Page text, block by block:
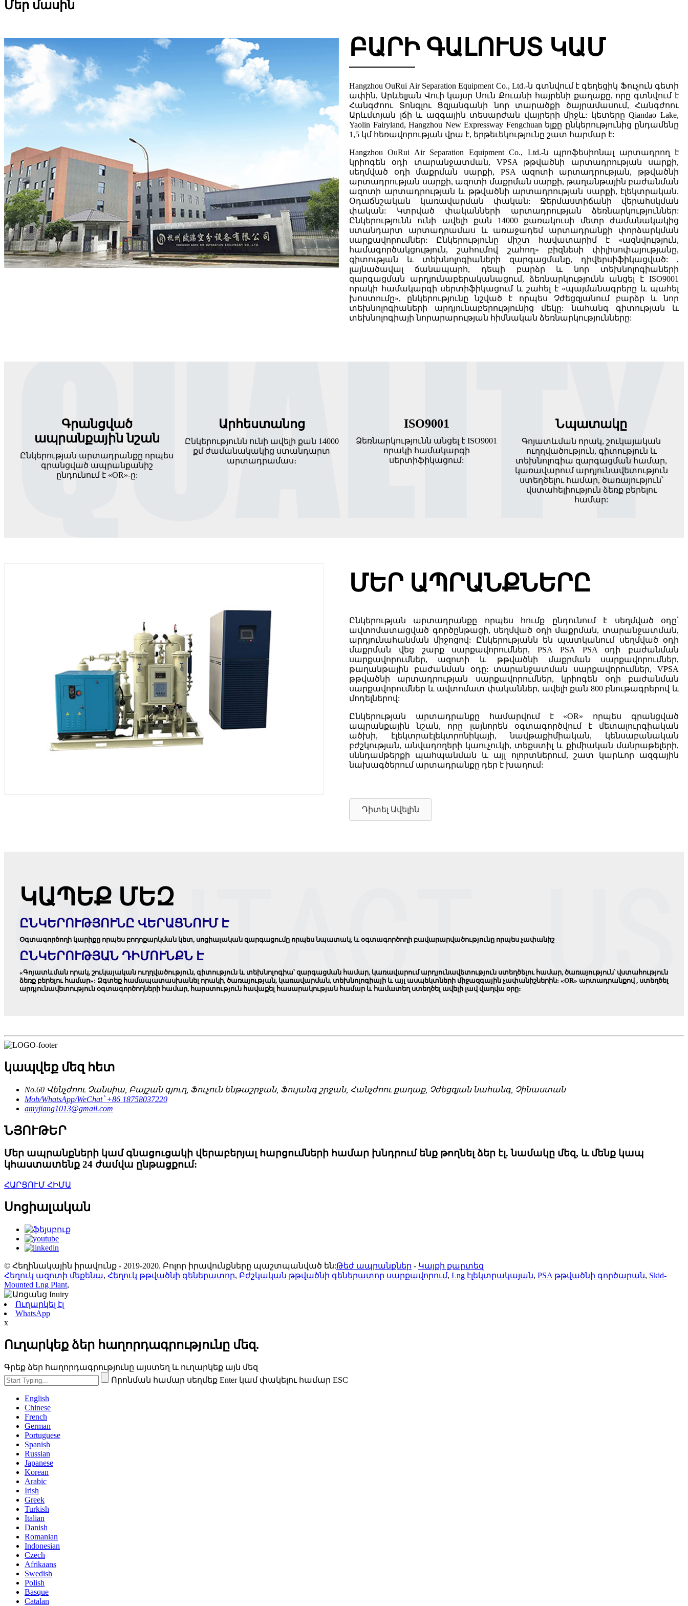
Մեր մասին
ԲԱՐԻ ԳԱԼՈՒՍՏ ԿԱՄ
Hangzhou OuRui Air Separation Equipment Co., Ltd.-ն գտնվում է գեղեցիկ Ֆուչուն գետի
ափին, Արևելյան Վուի կայսր Սուն Քուանի հայրենի քաղաքը, որը գտնվում է
Հանգժոու Տոնգլու Ցզյանգանի նոր տարածքի ծայրամասում, Հանգժոու
Արևմտյան լճի և ազգային տեսարժան վայրերի միջև: կետերը Qiandao Lake,
Yaolin Fairyland, Hangzhou New Expressway Fengchuan ելքը ընկերությունից ընդամենը
1,5 կմ հեռավորության վրա է, երթեւեկությունը շատ հարմար է:
Hangzhou OuRui Air Separation Equipment Co., Ltd.-ն պրոֆեսիոնալ արտադրող է
կրիոգեն օդի տարանջատման, VPSA թթվածնի արտադրության սարքի,
սեղմված օդի մաքրման սարքի, PSA ազոտի արտադրության, թթվածնի
արտադրության սարքի, ազոտի մաքրման սարքի, թաղանթային բաժանման
ազոտի արտադրության և թթվածնի արտադրության սարքի, էլեկտրական.
Օդաճնշական կառավարման փական: Ջերմաստիճանի վերահսկման
փական: Կտրված փականների արտադրության ձեռնարկություններ:
Ընկերությունն ունի ավելի քան 14000 քառակուսի մետր ժամանակակից
ստանդարտ արտադրամաս և առաջադեմ արտադրանքի փորձարկման
սարքավորումներ: Ընկերությունը միշտ հավատարիմ է «ազնվություն,
համագործակցություն, շահումով շահող» բիզնեսի փիլիսոփայությանը,
գիտության և տեխնոլոգիաների զարգացմանը, դիվերսիֆիկացված: ,
լայնածավալ ճանապարհ, դեպի բարձր և նոր տեխնոլոգիաների
զարգացման արդյունաբերականացում, ձեռնարկությունն անցել է ISO9001
որակի համակարգի սերտիֆիկացում և շահել է «պայմանագրերը և պահել
խոստումը», ընկերությունը նշված է որպես Չժեցզյանում բարձր և նոր
տեխնոլոգիաների արդյունաբերությունից մեկը: նահանգ գիտության և
տեխնոլոգիայի նորարարության հիմնական ձեռնարկությունները:
Գրանցված
ապրանքային նշան
Ընկերության արտադրանքը որպես
գրանցված ապրանքանիշ
ընդունում է «OR»-ը:
Արհեստանոց
Ընկերությունն ունի ավելի քան 14000
քմ ժամանակակից ստանդարտ
արտադրամաս։
ISO9001
Ձեռնարկությունն անցել է ISO9001
որակի համակարգի
սերտիֆիկացում:
Նպատակը
Գոյատևման որակ, շուկայական
ուղղվածություն, գիտություն և
տեխնոլոգիա զարգացման համար,
կառավարում արդյունավետություն
ստեղծելու համար, ծառայություն՝
վստահելիություն ձեռք բերելու
համար:
ՄԵՐ ԱՊՐԱՆՔՆԵՐԸ
Ընկերության արտադրանքը որպես հումք ընդունում է սեղմված օդը՝
ավտոմատացված գործընթացի, սեղմված օդի մաքրման, տարանջատման,
արդյունահանման միջոցով: Ընկերությանն են պատկանում սեղմված օդի
մաքրման վեց շարք սարքավորումներ, PSA PSA PSA օդի բաժանման
սարքավորումներ, ազոտի և թթվածնի մաքրման սարքավորումներ,
թաղանթային բաժանման օդը: տարանջատման սարքավորումներ, VPSA
թթվածնի արտադրության սարքավորումներ, կրիոգեն օդի բաժանման
սարքավորումներ և ավտոմատ փականներ, ավելի քան 800 բնութագրերով և
մոդելներով:
Ընկերության արտադրանքը համարվում է «OR» որպես գրանցված
ապրանքային նշան, որը լայնորեն օգտագործվում է մետալուրգիական
ածխի, էլեկտրաէլեկտրոնիկայի, նավթաքիմիական, կենսաբանական
բժշկության, անվադողերի կաուչուկի, տեքստիլ և քիմիական մանրաթելերի,
սննդամթերքի պահպանման և այլ ոլորտներում, շատ կարևոր ազգային
նախագծերում արտադրանքը դեր է խաղում:
Դիտել Ավելին
ԿԱՊԵՔ ՄԵԶ
ԸՆԿԵՐՈՒԹՅՈՒՆԸ ՎԵՐԱՑՆՈՒՄ Է
Օգտագործողի կարիքը որպես բողոքարկման կետ, սոցիալական զարգացումը որպես նպատակ, և օգտագործողի բավարարվածությունը որպես չափանիշ
ԸՆԿԵՐՈՒԹՅԱՆ ԴԻՄՈՒՆՔՆ Է
«Գոյատևման որակ, շուկայական ուղղվածություն, գիտություն և տեխնոլոգիա՝ զարգացման համար, կառավարում արդյունավետություն ստեղծելու համար, ծառայություն՝ վստահություն
ձեռք բերելու համար»: Ձգտեք համապատասխանել որակի, ծառայության, կառավարման, տեխնոլոգիայի և այլ ասպեկտների միջազգային չափանիշներին: «OR» արտադրանքով , ստեղծել
արդյունավետություն օգտագործողների համար, հարստություն հավաքել հասարակության համար և համատեղ ստեղծել ավելի լավ վաղվա օրը։
կապվեք մեզ հետ
No.60 Վենչժոու Չանսիա, Բայշան գյուղ, Ֆուչուն ենթաշրջան, Ֆույանգ շրջան, Հանչժոու քաղաք, Չժեցզյան նահանգ, Չինաստան
Mob/WhatsApp/WeChat՝ +86 18758037220
amyjiang1013@gmail.com
ՆՅՈՒԹԵՐ
Մեր ապրանքների կամ գնացուցակի վերաբերյալ հարցումների համար խնդրում ենք թողնել ձեր էլ. նամակը մեզ, և մենք կապ
կհաստատենք 24 ժամվա ընթացքում:
ՀԱՐՑՈՒՄ ՀԻՄԱ
Սոցիալական
© Հեղինակային իրավունք - 2019-2020. Բոլոր իրավունքները պաշտպանված են:Թեժ ապրանքներ - Կայքի քարտեզ
Հեղուկ ազոտի մեքենա, Հեղուկ թթվածնի գեներատոր, Բժշկական թթվածնի գեներատոր սարքավորում, Lng էլեկտրակայան, PSA թթվածնի գործարան, Skid-
Mounted Lng Plant,
Ուղարկել էլ
WhatsApp
x
Ուղարկեք ձեր հաղորդագրությունը մեզ.
Գրեք ձեր հաղորդագրությունը այստեղ և ուղարկեք այն մեզ
Որոնման համար սեղմեք Enter կամ փակելու համար ESC
English
Chinese
French
German
Portuguese
Spanish
Russian
Japanese
Korean
Arabic
Irish
Greek
Turkish
Italian
Danish
Romanian
Indonesian
Czech
Afrikaans
Swedish
Polish
Basque
Catalan